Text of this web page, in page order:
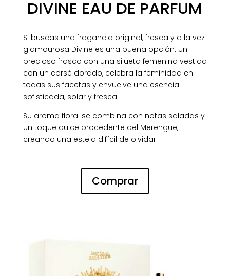
DIVINE EAU DE PARFUM
Si buscas una fragancia original, fresca y a la vez
glamourosa Divine es una buena opción. Un
precioso frasco con una silueta femenina vestida
con un corsé dorado, celebra la feminidad en
todas sus facetas y envuelve una esencia
sofisticada, solar y fresca.
Su aroma floral se combina con notas saladas y
un toque dulce procedente del Merengue,
creando una estela difícil de olvidar.
Comprar